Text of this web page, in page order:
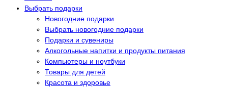
Выбрать подарки
Новогодние подарки
Выбрать новогодние подарки
Подарки и сувениры
Алкогольные напитки и продукты питания
Компьютеры и ноутбуки
Товары для детей
Красота и здоровье